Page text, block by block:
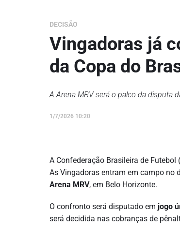
DECISÃO
Vingadoras já
da Copa do
A Arena MRV será o palco da disputa
1/7/2026 10:20
A Confederação Brasileira de
As Vingadoras entram em campo no
Arena MRV, em Belo Horizonte.
O confronto será disputado em jogo
será decidida nas cobranças de